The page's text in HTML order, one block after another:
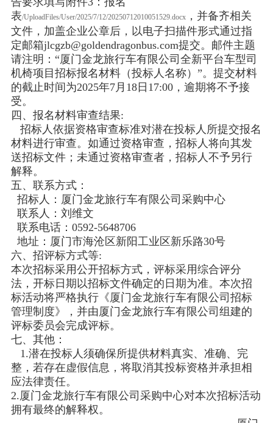
表/UploadFiles/User/2025/7/12/20250712010051529.docx，并备齐相关
文件，加盖企业公章后，以电子扫描件形式通过指
定邮箱jlcgzb@goldendragonbus.com提交。邮件主题
请注明：“厦门金龙旅行车有限公司全新平台车型司
机椅项目招标报名材料（投标人名称）”。提交材料
的截止时间为2025年7月18日17:00，逾期将不予接
受。
四、报名材料审查结果:
招标人依据资格审查标准对潜在投标人所提交报名
材料进行审查。如通过资格审查，招标人将向其发
送招标文件；未通过资格审查者，招标人不予另行
解释。
五、联系方式：
招标人：厦门金龙旅行车有限公司采购中心
联系人：刘维文
联系电话：0592-5648706
地址：厦门市海沧区新阳工业区新乐路30号
六、招评标方式等:
本次招标采用公开招标方式，评标采用综合评分
法，开标日期以招标文件确定的日期为准。本次招
标活动将严格执行《厦门金龙旅行车有限公司招标
管理制度》，并由厦门金龙旅行车有限公司组建的
评标委员会完成评标。
七、其他：
1.潜在投标人须确保所提供材料真实、准确、完
整，若存在虚假信息，将取消其投标资格并承担相
应法律责任。
2.厦门金龙旅行车有限公司采购中心对本次招标活动
拥有最终的解释权。